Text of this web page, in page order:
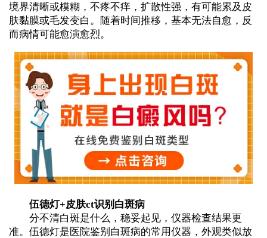
境界清晰或模糊，不疼不痒，扩散性强，有可能累及皮
肤黏膜或毛发变白。随着时间推移，基本无法自愈，反
而病情可能愈演愈烈。
伍德灯+皮肤ct识别白斑病
分不清白斑是什么，稳妥起见，仪器检查结果更
准。伍德灯是医院鉴别白斑病的常用仪器，外观类似放